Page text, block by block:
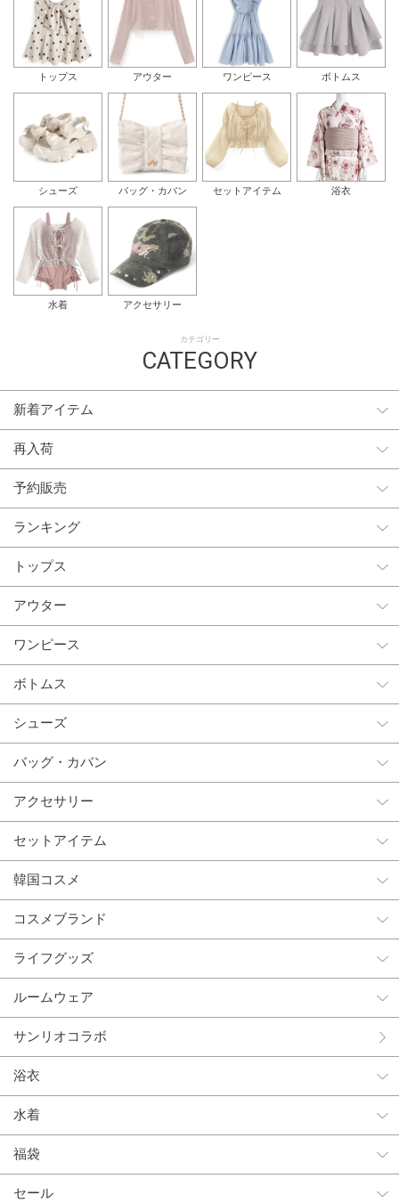
トップス アウター ワンピース ボトムス
シューズ バッグ・カバン セットアイテム 浴衣
水着 アクセサリー
カテゴリー
CATEGORY
新着アイテム
再入荷
予約販売
ランキング
トップス
アウター
ワンピース
ボトムス
シューズ
バッグ・カバン
アクセサリー
セットアイテム
韓国コスメ
コスメブランド
ライフグッズ
ルームウェア
サンリオコラボ
浴衣
水着
福袋
セール